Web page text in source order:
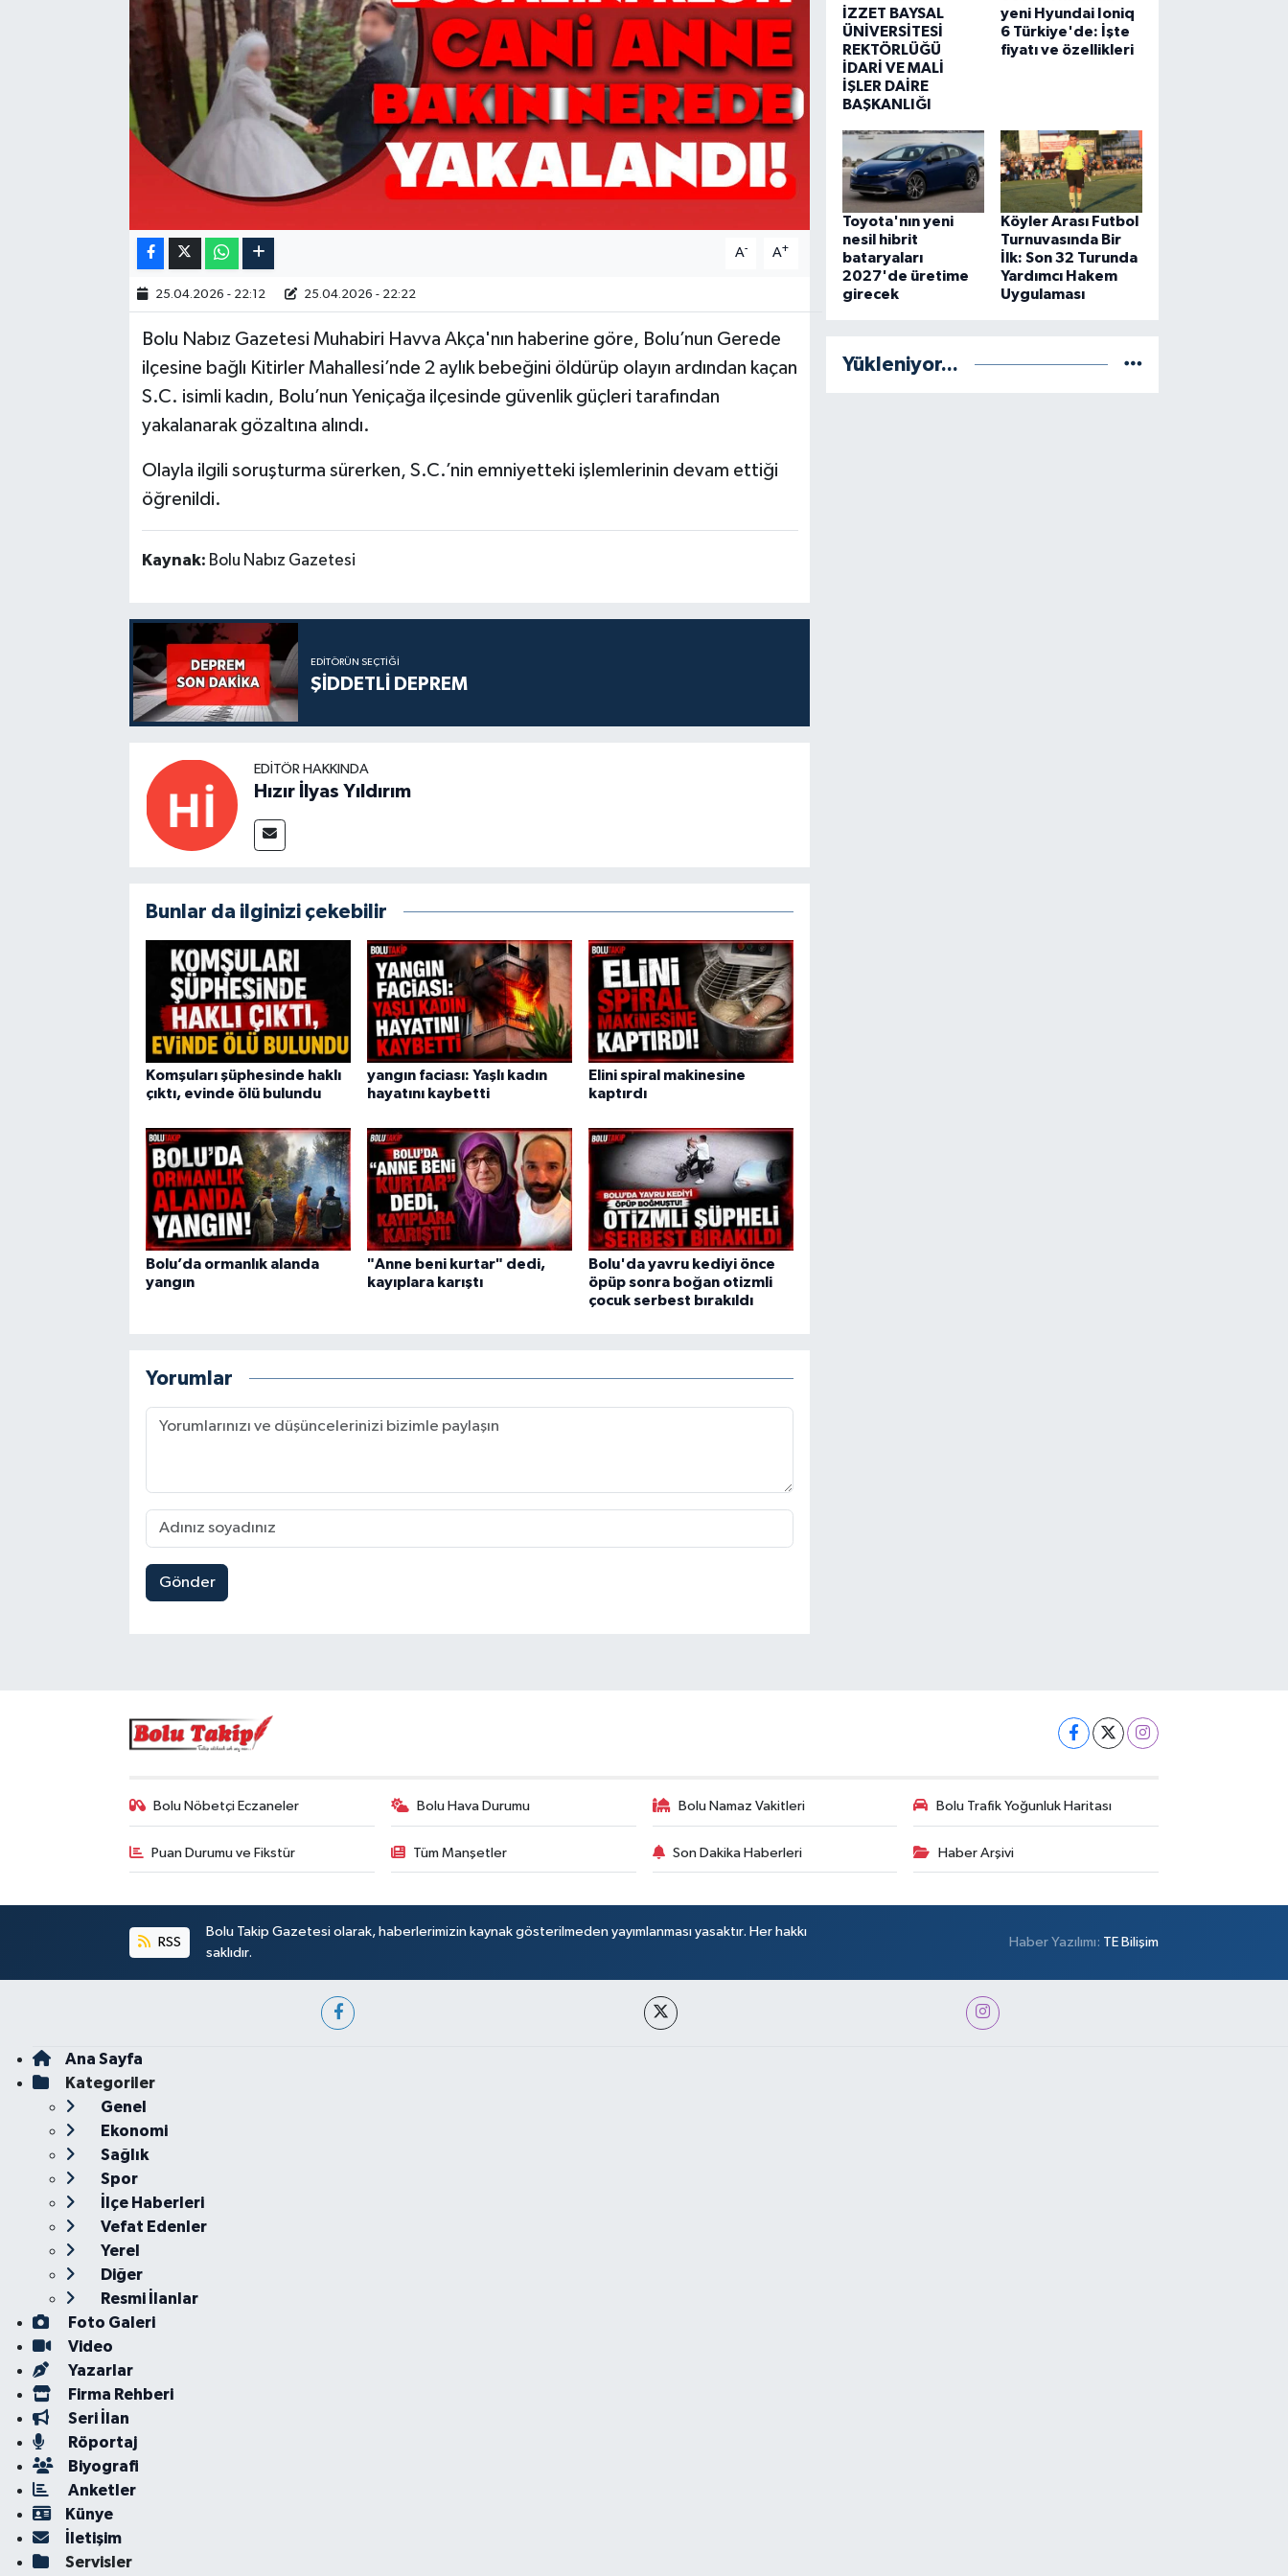
A- A+
25.04.2026 - 22:12 25.04.2026 - 22:22
Bolu Nabız Gazetesi Muhabiri Havva Akça'nın haberine göre, Bolu’nun Gerede
ilçesine bağlı Kitirler Mahallesi’nde 2 aylık bebeğini öldürüp olayın ardından kaçan
S.C. isimli kadın, Bolu’nun Yeniçağa ilçesinde güvenlik güçleri tarafından
yakalanarak gözaltına alındı.
Olayla ilgili soruşturma sürerken, S.C.’nin emniyetteki işlemlerinin devam ettiği
öğrenildi.
Kaynak: Bolu Nabız Gazetesi
EDITÖRÜN SEÇTIĞI
ŞİDDETLİ DEPREM
EDITÖR HAKKINDA
Hızır İlyas Yıldırım
Bunlar da ilginizi çekebilir
Komşuları şüphesinde haklı
çıktı, evinde ölü bulundu
yangın faciası: Yaşlı kadın
hayatını kaybetti
Elini spiral makinesine
kaptırdı
Bolu’da ormanlık alanda
yangın
"Anne beni kurtar" dedi,
kayıplara karıştı
Bolu'da yavru kediyi önce
öpüp sonra boğan otizmli
çocuk serbest bırakıldı
Yorumlar
Gönder
İZZET BAYSAL
ÜNİVERSİTESİ
REKTÖRLÜĞÜ
İDARİ VE MALİ
İŞLER DAİRE
BAŞKANLIĞI
yeni Hyundai Ioniq
6 Türkiye'de: İşte
fiyatı ve özellikleri
Toyota'nın yeni
nesil hibrit
bataryaları
2027'de üretime
girecek
Köyler Arası Futbol
Turnuvasında Bir
İlk: Son 32 Turunda
Yardımcı Hakem
Uygulaması
Yükleniyor...
Bolu Nöbetçi Eczaneler Bolu Hava Durumu Bolu Namaz Vakitleri Bolu Trafik Yoğunluk Haritası
Puan Durumu ve Fikstür Tüm Manşetler Son Dakika Haberleri Haber Arşivi
RSS
Bolu Takip Gazetesi olarak, haberlerimizin kaynak gösterilmeden yayımlanması yasaktır. Her hakkı
saklıdır.
Haber Yazılımı: TE Bilişim
Ana Sayfa
Kategoriler
Genel
Ekonomi
Sağlık
Spor
İlçe Haberleri
Vefat Edenler
Yerel
Diğer
Resmi İlanlar
Foto Galeri
Video
Yazarlar
Firma Rehberi
Seri İlan
Röportaj
Biyografi
Anketler
Künye
İletişim
Servisler